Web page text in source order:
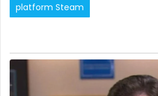
platform Steam